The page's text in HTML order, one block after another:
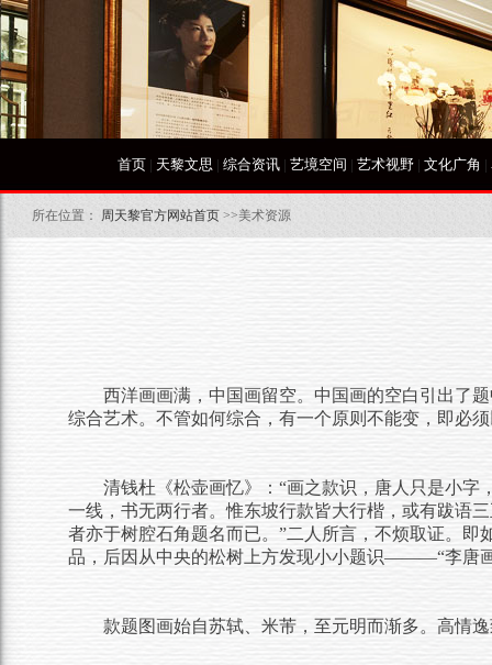
首页| 天黎文思 | 综合资讯| 艺境空间 | 艺术视野| 文化广角 |
所在位置： 周天黎官方网站首页 >>美术资源
西洋画画满，中国画留空。中国画的空白引出了
综合艺术。不管如何综合，有一个原则不能变，即必
清钱杜《松壶画忆》： “画之款识，唐人只是小字
一线，书无两行者。惟东坡行款皆大行楷，或有跋语
者亦于树腔石角题名而已。 ”二人所言，不烦取证。即
品，后因从中央的松树上方发现小小题识———“李唐
款题图画始自苏轼、米芾，至元明而渐多。高情